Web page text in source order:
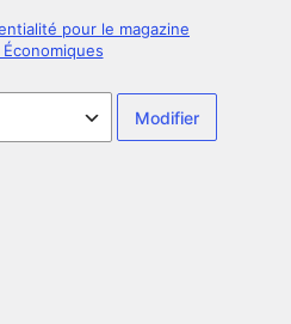
pour le magazine
Économiques